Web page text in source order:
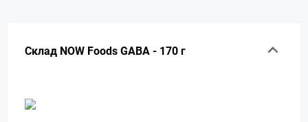
Склад NOW Foods GABA - 170 г